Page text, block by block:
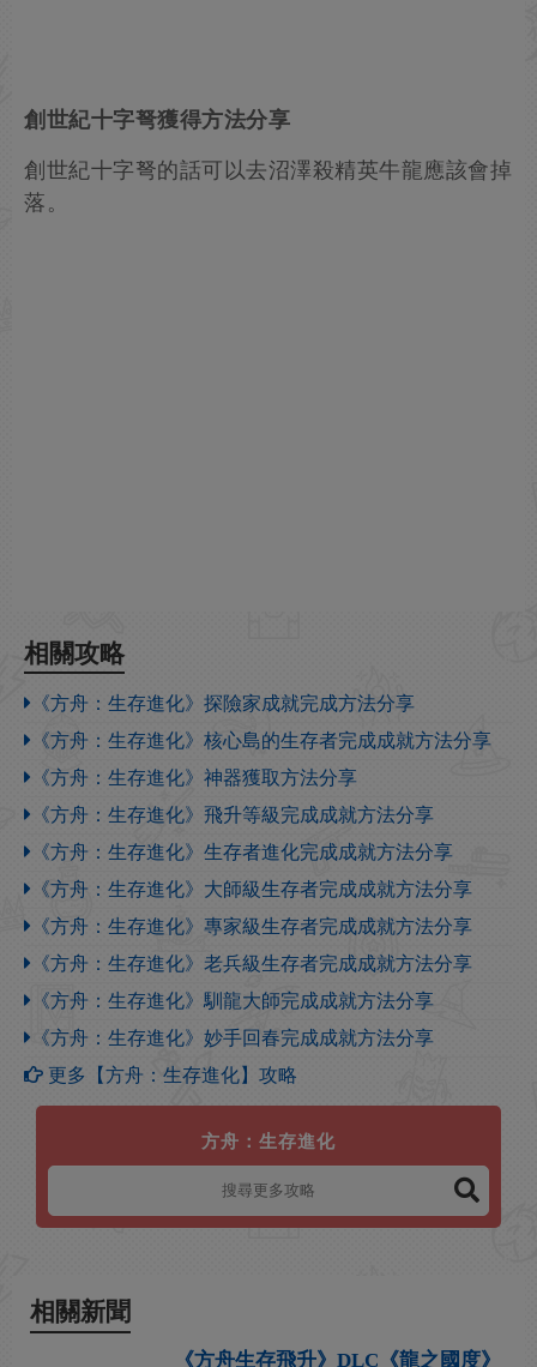
創世紀十字弩獲得方法分享
創世紀十字弩的話可以去沼澤殺精英牛龍應該會掉
落。
相關攻略
《方舟：生存進化》探險家成就完成方法分享
《方舟：生存進化》核心島的生存者完成成就方法分享
《方舟：生存進化》神器獲取方法分享
《方舟：生存進化》飛升等級完成成就方法分享
《方舟：生存進化》生存者進化完成成就方法分享
《方舟：生存進化》大師級生存者完成成就方法分享
《方舟：生存進化》專家級生存者完成成就方法分享
《方舟：生存進化》老兵級生存者完成成就方法分享
《方舟：生存進化》馴龍大師完成成就方法分享
《方舟：生存進化》妙手回春完成成就方法分享
更多【方舟：生存進化】攻略
方舟：生存進化
相關新聞
《方舟生存飛升》DLC《龍之國度》